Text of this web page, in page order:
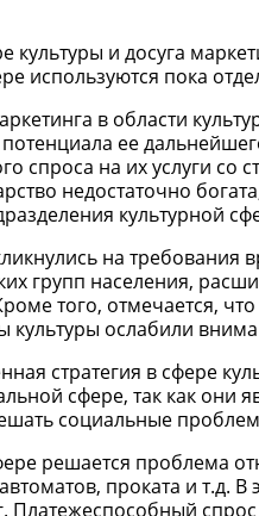
и досуга
используются пока
в области
ее
спроса на их услуги со
недостаточно
культурной
на
групп населения,
того, отмечается,
культуры ослабили
стратегия в сфере
сфере, так как они
социальные
решается проблема
проката и т.д.
Платежеспособный